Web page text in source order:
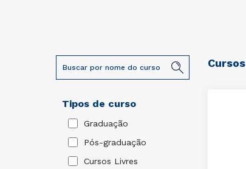
Tipos de curso
Graduação
Pós-graduação
Cursos Livres
Cursos